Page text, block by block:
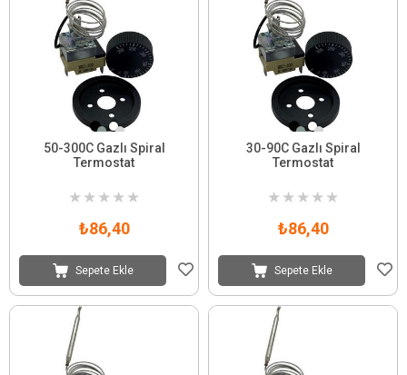
50-300C Gazlı Spiral
Termostat
★ ★ ★ ★ ★
₺86,40
Sepete Ekle
30-90C Gazlı Spiral
Termostat
★ ★ ★ ★ ★
₺86,40
Sepete Ekle